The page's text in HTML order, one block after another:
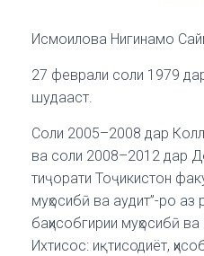
Исмоилова Нигинамо
27 феврали соли 1979
шудааст.
Соли 2005–2008 дар
ва соли 2008–2012 дар
тиҷорати Тоҷикистон
муҳосибӣ ва аудит”-ро аз
баҳисобгирии муҳосибӣ
Ихтисос: иқтисодиёт,